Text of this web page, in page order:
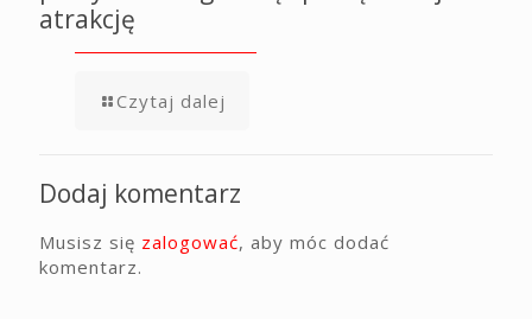
atrakcję
Czytaj dalej
Dodaj komentarz
Musisz się zalogować, aby móc dodać
komentarz.